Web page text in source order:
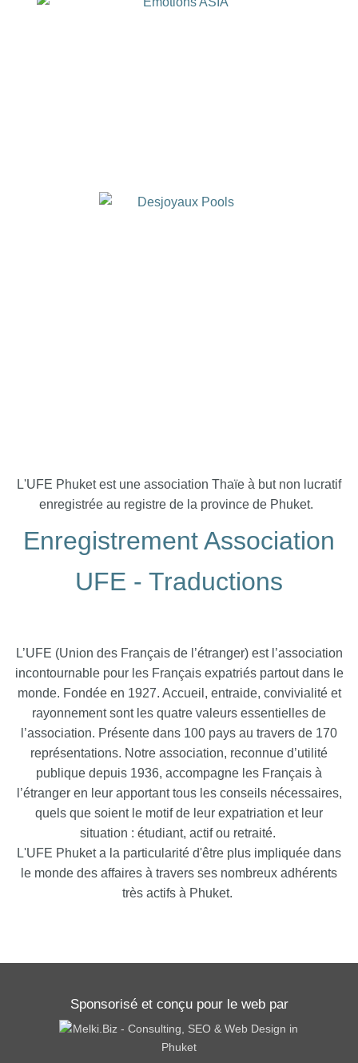
L'UFE Phuket est une association Thaïe à but non lucratif
enregistrée au registre de la province de Phuket.
Enregistrement Association
UFE - Traductions
L’UFE (Union des Français de l’étranger) est l’association
incontournable pour les Français expatriés partout dans le
monde. Fondée en 1927. Accueil, entraide, convivialité et
rayonnement sont les quatre valeurs essentielles de
l’association. Présente dans 100 pays au travers de 170
représentations. Notre association, reconnue d’utilité
publique depuis 1936, accompagne les Français à
l’étranger en leur apportant tous les conseils nécessaires,
quels que soient le motif de leur expatriation et leur
situation : étudiant, actif ou retraité.
L'UFE Phuket a la particularité d'être plus impliquée dans
le monde des affaires à travers ses nombreux adhérents
très actifs à Phuket.
Sponsorisé et conçu pour le web par